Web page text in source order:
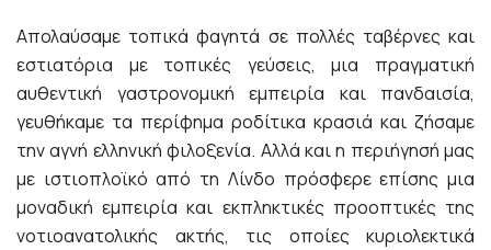
Απολαύσαμε τοπικά φαγητά σε πολλές ταβέρνες και
εστιατόρια με τοπικές γεύσεις, μια πραγματική
αυθεντική γαστρονομική εμπειρία και πανδαισία,
γευθήκαμε τα περίφημα ροδίτικα κρασιά και ζήσαμε
την αγνή ελληνική φιλοξενία. Αλλά και η περιήγησή μας
με ιστιοπλοϊκό από τη Λίνδο πρόσφερε επίσης μια
μοναδική εμπειρία και εκπληκτικές προοπτικές της
νοτιοανατολικής ακτής, τις οποίες κυριολεκτικά